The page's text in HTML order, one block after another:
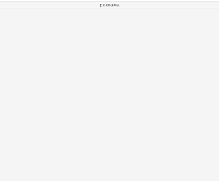
реклама